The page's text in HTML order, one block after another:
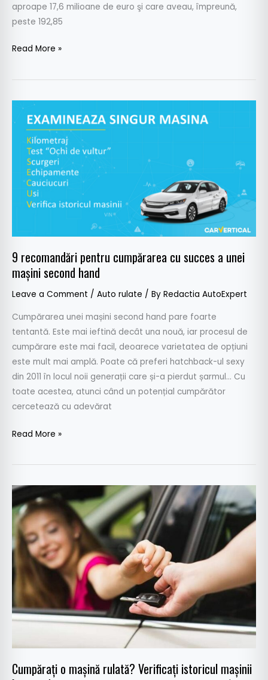
aproape 17,6 milioane de euro şi care aveau, împreună,
peste 192,85
Read More »
9 recomandări pentru cumpărarea cu succes a unei
mașini second hand
Leave a Comment / Auto rulate / By Redactia AutoExpert
Cumpărarea unei mașini second hand pare foarte
tentantă. Este mai ieftină decât una nouă, iar procesul de
cumpărare este mai facil, deoarece varietatea de opțiuni
este mult mai amplă. Poate că preferi hatchback-ul sexy
din 2011 în locul noii generații care și-a pierdut șarmul… Cu
toate acestea, atunci când un potențial cumpărător
cercetează cu adevărat
recomandări
pentru
cumpărarea
succes
hand
Read More »
Cumpărați o mașină rulată? Verificați istoricul mașinii
Cumpărați
o
mașină
rulată?
Verificați
istoricul
mașinii
înainte
de
pe